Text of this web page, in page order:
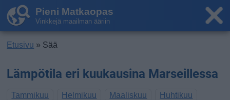
Pieni Matkaopas
Vinkkejä maailman ääriin
Etusivu » Sää
Lämpötila eri kuukausina Marseillessa
Tammikuu Helmikuu Maaliskuu
Huhtikuu